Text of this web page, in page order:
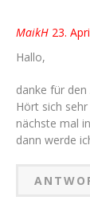
MaikH 23.
Hallo,
danke für den
Hört sich
nächste mal
dann werde